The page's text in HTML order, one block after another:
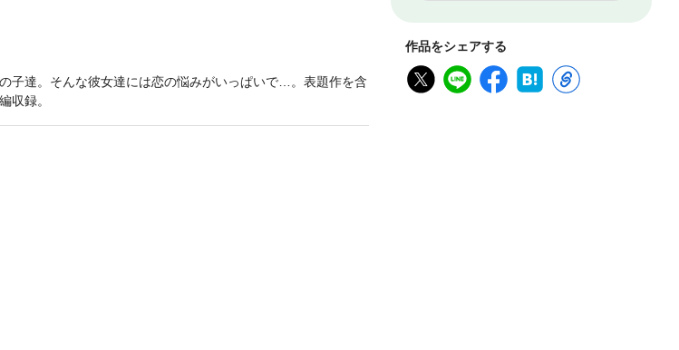
作品をシェアする
子達。そんな彼女達には恋の悩みがいっぱいで…。表題作を含
収録。